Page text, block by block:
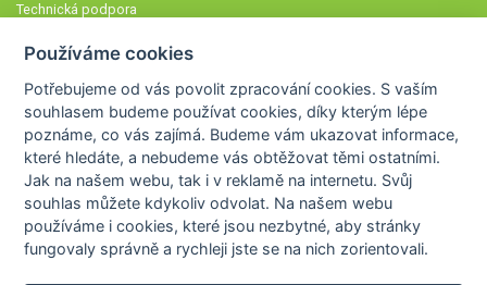
Technická podpora
Členové STOBklubu
Zásady nakládání s osobními údaji
Otestujte se
Spočítejte si
Výzva 52
Používáme cookies
Potřebujeme od vás povolit zpracování cookies. S vaším
souhlasem budeme používat cookies, díky kterým lépe
poznáme,co vás zajímá. Budeme vám ukazovat informace,
které hledáte, a nebudeme vás obtěžovat těmi ostatními.
Jak na našem webu, tak i v reklamě na internetu. Svůj
souhlas můžete kdykoliv odvolat. Na našem webu
používáme i cookies, které jsou nezbytné, aby stránky
fungovaly správně a rychleji jste se na nich zorientovali.